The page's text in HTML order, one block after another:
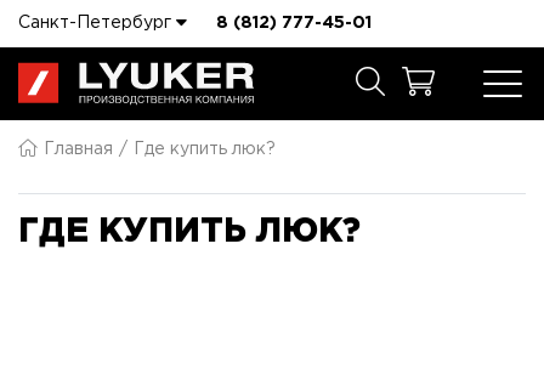
Санкт-Петербург 8 (812) 777-45-01
Главная Где купить люк?
ГДЕ КУПИТЬ ЛЮК?